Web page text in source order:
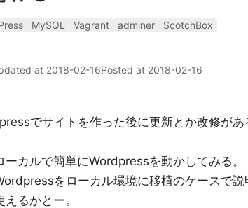
MySQL Vagrant adminer
ScotchBox
at 2018-02-16Posted at 2018-02-16
でサイトを作った後に更新とか改修が
ーカルで簡単にWordpressを動かしてみる。
をローカル環境に移植のケースで
えるかとー。